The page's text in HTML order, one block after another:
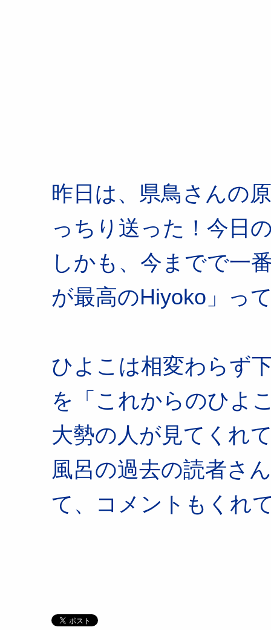
昨日は、県鳥さんの
っちり送った！今日
しかも、今までで一
が最高のHiyoko」っ
ひよこは相変わらず
を「これからのひよ
大勢の人が見てくれ
風呂の過去の読者さ
て、コメントもくれ